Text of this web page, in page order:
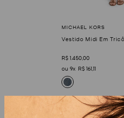
Vestido Midi Em Tricô
R$145000
9
R$16111